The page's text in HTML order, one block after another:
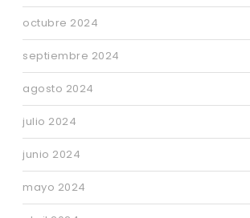
octubre 2024
septiembre 2024
agosto 2024
julio 2024
junio 2024
mayo 2024